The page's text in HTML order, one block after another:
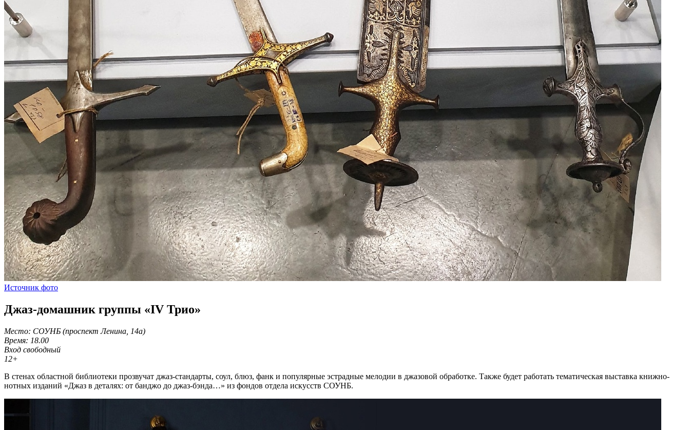
Источник фото
Джаз-домашник группы «IV Трио»
Место: СОУНБ (проспект Ленина, 14а)
Время: 18.00
Вход свободный
12+
В стенах областной библиотеки прозвучат джаз-стандарты, соул, блюз, фанк и популярные эстрадные мелодии в джазовой обработке. Также будет работать тематическая выставка книжно-
нотных изданий «Джаз в деталях: от банджо до джаз-бэнда…» из фондов отдела искусств СОУНБ.